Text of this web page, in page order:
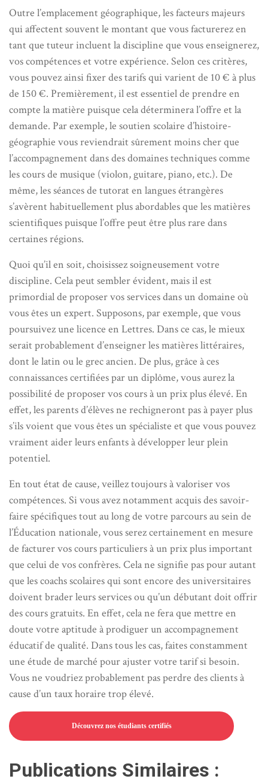
Outre l’emplacement géographique, les facteurs majeurs
qui affectent souvent le montant que vous facturerez en
tant que tuteur incluent la discipline que vous enseignerez,
vos compétences et votre expérience. Selon ces critères,
vous pouvez ainsi fixer des tarifs qui varient de 10 € à plus
de 150 €. Premièrement, il est essentiel de prendre en
compte la matière puisque cela déterminera l’offre et la
demande. Par exemple, le soutien scolaire d’histoire-
géographie vous reviendrait sûrement moins cher que
l’accompagnement dans des domaines techniques comme
les cours de musique (violon, guitare, piano, etc.). De
même, les séances de tutorat en langues étrangères
s’avèrent habituellement plus abordables que les matières
scientifiques puisque l’offre peut être plus rare dans
certaines régions.
Quoi qu’il en soit, choisissez soigneusement votre
discipline. Cela peut sembler évident, mais il est
primordial de proposer vos services dans un domaine où
vous êtes un expert. Supposons, par exemple, que vous
poursuivez une licence en Lettres. Dans ce cas, le mieux
serait probablement d’enseigner les matières littéraires,
dont le latin ou le grec ancien. De plus, grâce à ces
connaissances certifiées par un diplôme, vous aurez la
possibilité de proposer vos cours à un prix plus élevé. En
effet, les parents d’élèves ne rechigneront pas à payer plus
s’ils voient que vous êtes un spécialiste et que vous pouvez
vraiment aider leurs enfants à développer leur plein
potentiel.
En tout état de cause, veillez toujours à valoriser vos
compétences. Si vous avez notamment acquis des savoir-
faire spécifiques tout au long de votre parcours au sein de
l’Éducation nationale, vous serez certainement en mesure
de facturer vos cours particuliers à un prix plus important
que celui de vos confrères. Cela ne signifie pas pour autant
que les coachs scolaires qui sont encore des universitaires
doivent brader leurs services ou qu’un débutant doit offrir
des cours gratuits. En effet, cela ne fera que mettre en
doute votre aptitude à prodiguer un accompagnement
éducatif de qualité. Dans tous les cas, faites constamment
une étude de marché pour ajuster votre tarif si besoin.
Vous ne voudriez probablement pas perdre des clients à
cause d’un taux horaire trop élevé.
Découvrez nos étudiants certifiés
Publications Similaires :